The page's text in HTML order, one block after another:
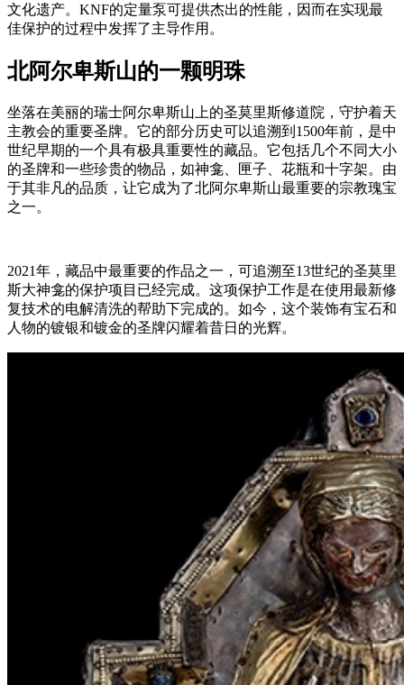
文化遗产。KNF的定量泵可提供杰出的性能，因而在实现最
佳保护的过程中发挥了主导作用。
北阿尔卑斯山的一颗明珠
坐落在美丽的瑞士阿尔卑斯山上的圣莫里斯修道院，守护着天
主教会的重要圣牌。它的部分历史可以追溯到1500年前，是中
世纪早期的一个具有极具重要性的藏品。它包括几个不同大小
的圣牌和一些珍贵的物品，如神龛、匣子、花瓶和十字架。由
于其非凡的品质，让它成为了北阿尔卑斯山最重要的宗教瑰宝
之一。
2021年，藏品中最重要的作品之一，可追溯至13世纪的圣莫里
斯大神龛的保护项目已经完成。这项保护工作是在使用最新修
复技术的电解清洗的帮助下完成的。如今，这个装饰有宝石和
人物的镀银和镀金的圣牌闪耀着昔日的光辉。